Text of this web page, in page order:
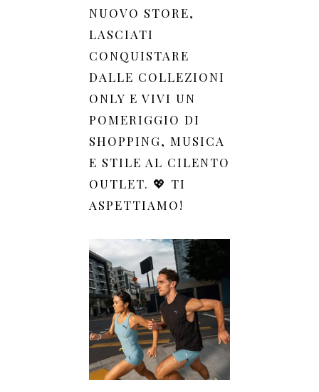
NUOVO STORE,
LASCIATI
CONQUISTARE
DALLE COLLEZIONI
ONLY E VIVI UN
POMERIGGIO DI
SHOPPING, MUSICA
E STILE AL CILENTO
OUTLET. 💖 TI
ASPETTIAMO!